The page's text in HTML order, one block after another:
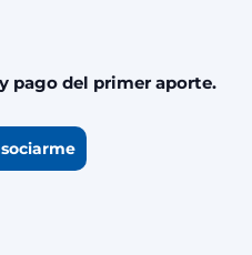
pago del primer aporte.